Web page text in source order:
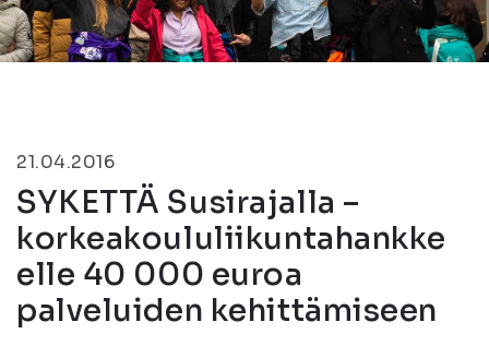
21.04.2016
SYKETTÄ Susirajalla –
korkeakoululiikuntahankke
elle 40 000 euroa
palveluiden kehittämiseen